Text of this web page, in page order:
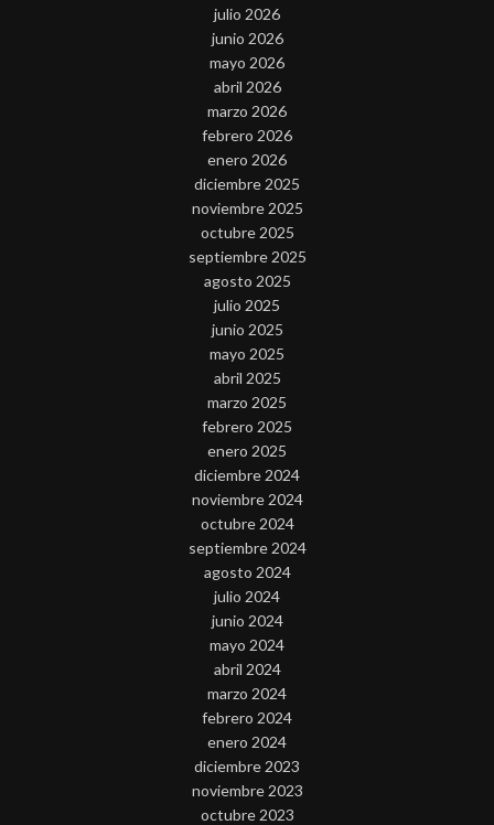
julio 2026
junio 2026
mayo 2026
abril 2026
marzo 2026
febrero 2026
enero 2026
diciembre 2025
noviembre 2025
octubre 2025
septiembre 2025
agosto 2025
julio 2025
junio 2025
mayo 2025
abril 2025
marzo 2025
febrero 2025
enero 2025
diciembre 2024
noviembre 2024
octubre 2024
septiembre 2024
agosto 2024
julio 2024
junio 2024
mayo 2024
abril 2024
marzo 2024
febrero 2024
enero 2024
diciembre 2023
noviembre 2023
octubre 2023